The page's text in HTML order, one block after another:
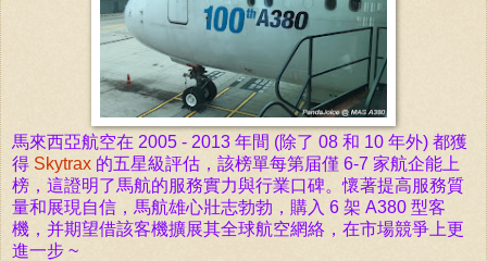
馬來西亞航空在 2005 - 2013 年間 (除了 08 和 10 年外) 都獲
得 Skytrax 的五星級評估，該榜單每第届僅 6-7 家航企能上
榜，這證明了馬航的服務實力與行業口碑。懷著提高服務質
量和展現自信，馬航雄心壯志勃勃，購入 6 架 A380 型客
機，并期望借該客機擴展其全球航空網絡，在市場競爭上更
進一步 ~